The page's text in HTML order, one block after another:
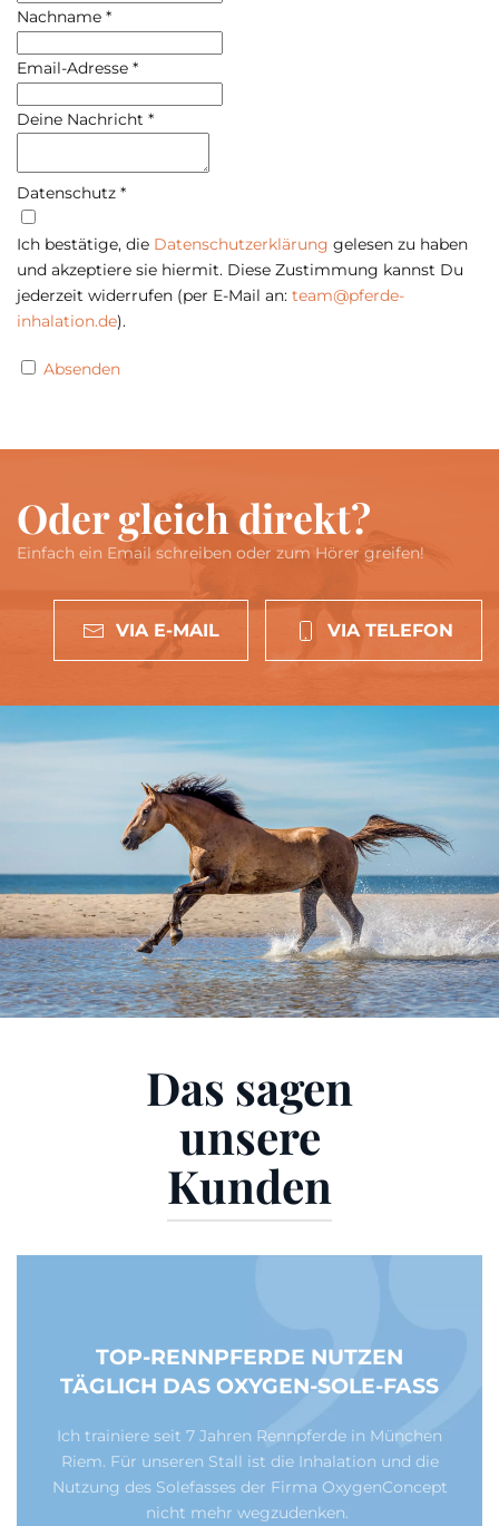
Nachname *
Email-Adresse *
Deine Nachricht *
Datenschutz *
Ich bestätige, die Datenschutzerklärung gelesen zu haben
und akzeptiere sie hiermit. Diese Zustimmung kannst Du
jederzeit widerrufen (per E-Mail an: team@pferde-
inhalation.de).
Absenden
Oder gleich direkt?
Einfach ein Email schreiben oder zum Hörer greifen!
VIA E-MAIL VIA TELEFON
Das sagen
unsere
Kunden
TOP-RENNPFERDE NUTZEN
TÄGLICH DAS OXYGEN-SOLE-FASS
Ich trainiere seit 7 Jahren Rennpferde in München
Riem. Für unseren Stall ist die Inhalation und die
Nutzung des Solefasses der Firma OxygenConcept
nicht mehr wegzudenken.